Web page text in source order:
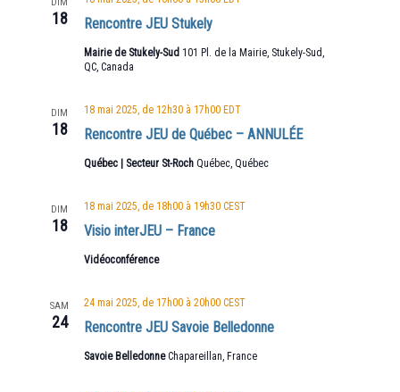
DIM
18 Rencontre JEU Stukely
Mairie de Stukely-Sud 101 Pl. de la Mairie, Stukely-Sud,
QC, Canada
DIM
18 Rencontre JEU de Québec – ANNULÉE
18 mai 2025, de 12h30à 17h00 EDT
Québec | Secteur St-Roch Québec, Québec
DIM
18 Visio interJEU – France
18 mai 2025, de 18h00à 19h30 CEST
Vidéoconférence
SAM
24 Rencontre JEU Savoie Belledonne
24 mai 2025, de 17h00à 20h00 CEST
Savoie BelledonneChapareillan, France